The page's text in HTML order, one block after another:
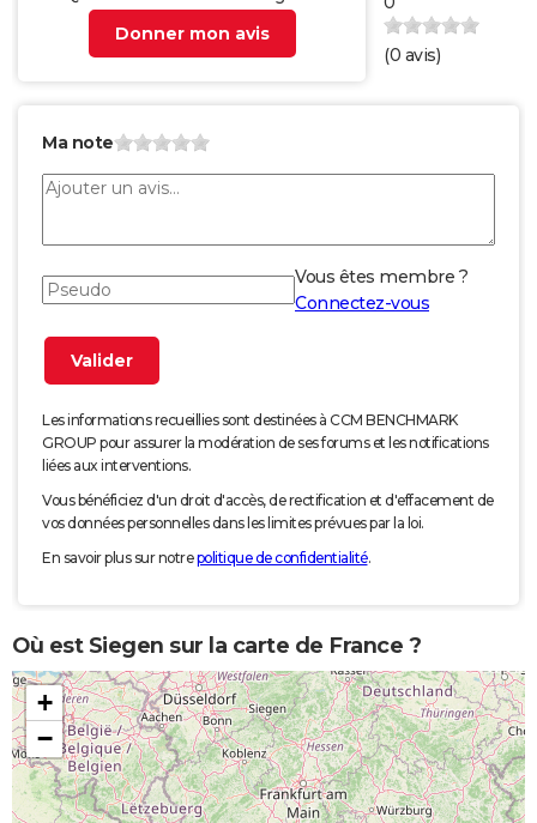
Donner mon avis
(0 avis)
Ma note
Vous êtes membre ?
Connectez-vous
Les informations recueillies sont destinées à CCM BENCHMARK
GROUP pour assurer la modération de ses forums et les notifications
liées aux interventions.
Vous bénéficiez d'un droit d'accès, de rectification et d'effacement de
vos données personnelles dans les limites prévues par la loi.
En savoir plus sur notrepolitique de confidentialité.
Où est Siegen sur la carte de France ?
+
−